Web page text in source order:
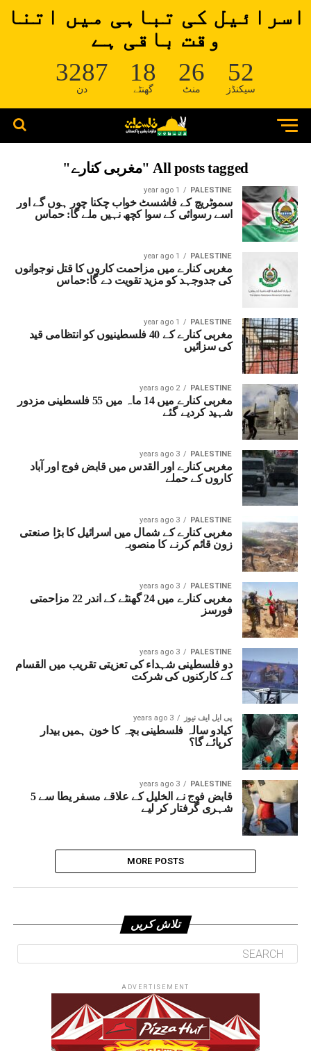
اسرائیل کی تباہی میں اتنا
وقت باقی ہے
3287
دن
18
گھنٹے
26
منٹ
52
سیکنڈز
All posts tagged "مغربی کنارے"
PALESTINE
1 year ago
سموٹریچ کے فاشسٹ خواب چکنا چور ہوں گے اور
اسے رسوائی کے سوا کچھ نہیں ملے گا: حماس
PALESTINE
1 year ago
مغربی کنارے میں مزاحمت کاروں کا قتل نوجوانوں
کی جدوجہد کو مزید تقویت دے گا:حماس
PALESTINE
1 year ago
مغربی کنارے کے 40 فلسطینیوں کو انتظامی قید
کی سزائیں
PALESTINE
2 years ago
مغربی کنارے میں 14 ماہ میں 55 فلسطینی مزدور
شہید کردیے گئے
PALESTINE
3 years ago
مغربی کنارے اور القدس میں قابض فوج اور آباد
کاروں کے حملے
PALESTINE
3 years ago
مغربی کنارے کے شمال میں اسرائیل کا بڑا صنعتی
زون قائم کرنے کا منصوبہ
PALESTINE
3 years ago
مغربی کنارے میں 24 گھنٹے کے اندر 22 مزاحمتی
فورسز
PALESTINE
3 years ago
دو فلسطینی شہداء کی تعزیتی تقریب میں القسام
کے کارکنوں کی شرکت
پی ایل ایف نیوز 3 years ago
کیادو سالہ فلسطینی بچہ کا خون ہمیں بیدار
کرپائے گا؟‎‎
PALESTINE
3 years ago
قابض فوج نے الخلیل کے علاقے مسفر یطا سے 5
شہری گرفتار کر لیے
MORE POSTS
تلاش کریں
ADVERTISEMENT